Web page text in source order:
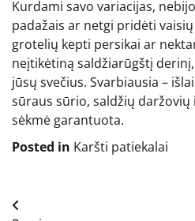
Kurdami savo variacijas,
padažais ar netgi pridėti
grotelių kepti persikai ar
neįtikėtiną saldžiarūgštį
jūsų svečius. Svarbiausia –
sūraus sūrio, saldžių
sėkmė garantuota.
Posted in Karšti patiekalai
Navigacija